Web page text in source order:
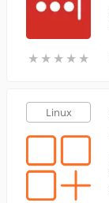
★ ★ ★ ★ ★
★ ★ ★ ★ ★
Linux